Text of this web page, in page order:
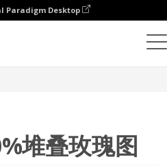
Paradigm Desktop
堆叠玫瑰图